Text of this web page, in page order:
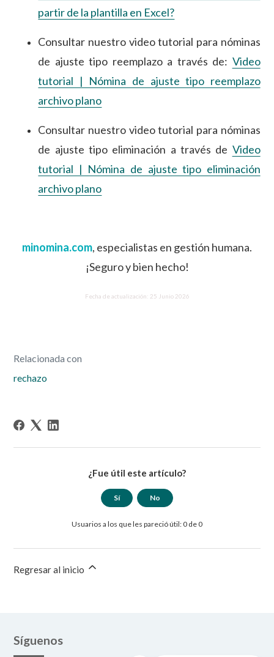
partir de la plantilla en Excel?
Consultar nuestro video tutorial para nóminas
de ajuste tipo reemplazo a través de: Video
tutorial | Nómina de ajuste tipo reemplazo
archivo plano
Consultar nuestro video tutorial para nóminas
de ajuste tipo eliminación a través de Video
tutorial | Nómina de ajuste tipo eliminación
archivo plano
minomina.com, especialistas en gestión humana.
¡Seguro y bien hecho!
Fecha de actualización: 25 Junio 2026
Relacionada con
rechazo
¿Fue útil este artículo?
Sí No
Usuarios a los que les pareció útil: 0 de 0
Regresar al inicio
Síguenos